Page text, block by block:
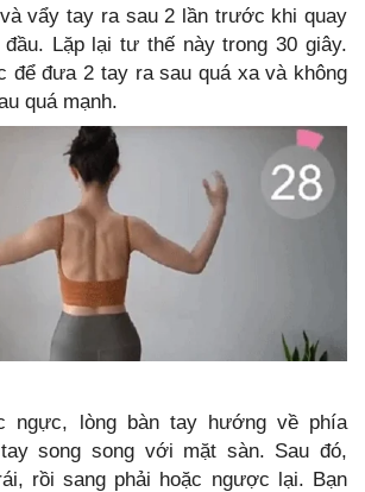
vẩy tay ra sau 2 lần trước khi quay
Lặp lại tư thế này trong 30 giây.
để đưa 2 tay ra sau quá xa và không
quá mạnh.
ngực, lòng bàn tay hướng về phía
song song với mặt sàn. Sau đó,
rồi sang phải hoặc ngược lại. Bạn